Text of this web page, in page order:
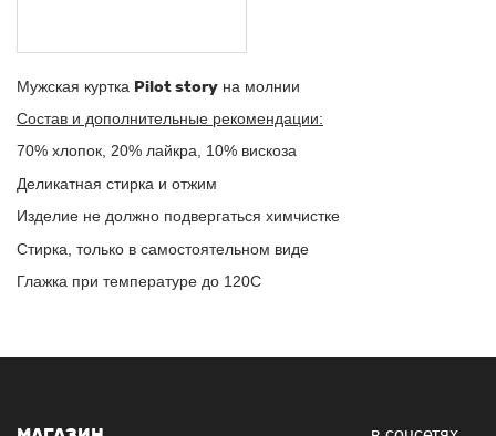
Мужская куртка Pilotstory на молнии
Состав и дополнительные рекомендации:
70% хлопок, 20% лайкра, 10% вискоза
Деликатная стирка и отжим
Изделие не должно подвергаться химчистке
Стирка, только в самостоятельном виде
Глажка при температуре до 120С